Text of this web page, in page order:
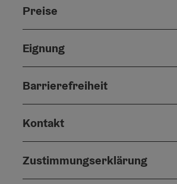
Preise
Eignung
Barrierefreiheit
Kontakt
Zustimmungserklärung